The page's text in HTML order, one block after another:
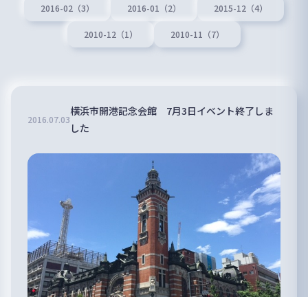
2016-02（3） 2016-01（2） 2015-12（4）
2010-12（1） 2010-11（7）
2016.07.03
横浜市開港記念会館 7月3日イベント終了しま
した